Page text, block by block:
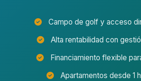
Campo de golf y acceso
Alta rentabilidad con
Financiamiento flexible
Apartamentos desde 1